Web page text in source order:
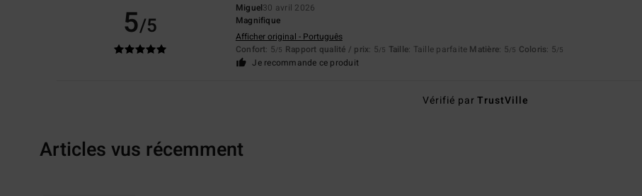
5/5
Miguel30 avril 2026
Magnifique
Afficher original - Português
Confort: 5/5 Rapport qualité / prix: 5/5 Taille: Taille parfaite Matière: 5/5 Coloris: 5/5
Je recommande ce produit
Vérifié parTrustVille
Articles vus récemment